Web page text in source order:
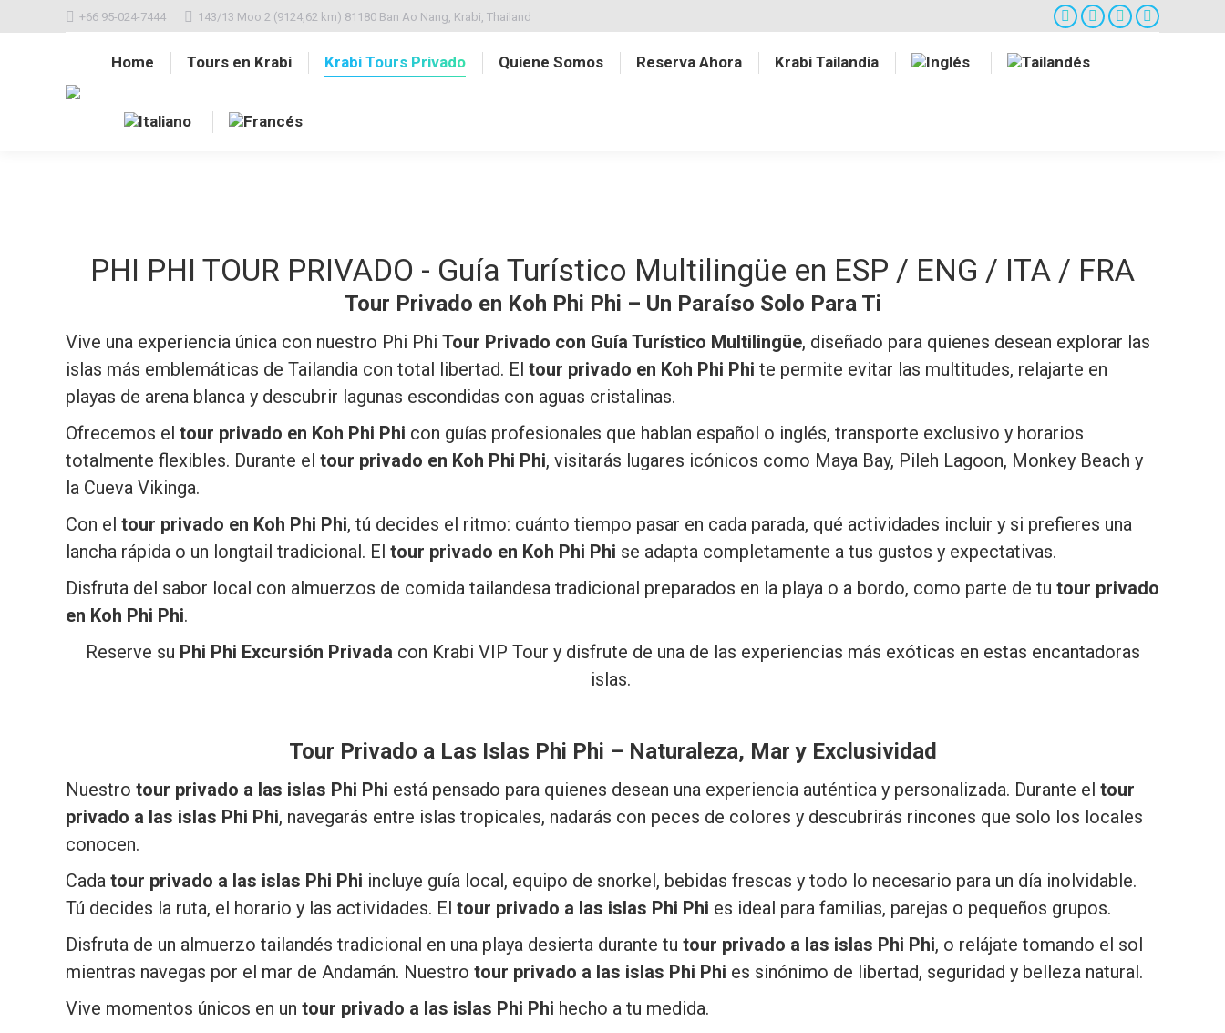
+66 95-024-7444 143/13 Moo 2 (9124,62 km) 81180 Ban Ao Nang, Krabi, Thailand
Facebook
TwitterGoogle+Instagram
Home Tours en Krabi Krabi Tours Privado Quiene Somos Reserva Ahora Krabi Tailandia
PHI PHI TOUR PRIVADO - Guía Turístico Multilingüe en ESP / ENG / ITA / FRA
Tour Privado en Koh Phi Phi – Un Paraíso Solo Para Ti
Vive una experiencia única con nuestro Phi Phi Tour Privado con Guía Turístico Multilingüe, diseñado para quienes desean explorar las
islas más emblemáticas de Tailandia con total libertad. El tour privado en Koh Phi Phi te permite evitar las multitudes, relajarte en
playas de arena blanca y descubrir lagunas escondidas con aguas cristalinas.
Ofrecemos el tour privado en Koh Phi Phi con guías profesionales que hablan español o inglés, transporte exclusivo y horarios
totalmente flexibles. Durante el tour privado en Koh Phi Phi, visitarás lugares icónicos como Maya Bay, Pileh Lagoon, Monkey Beach y
la Cueva Vikinga.
Con el tour privado en Koh Phi Phi, tú decides el ritmo: cuánto tiempo pasar en cada parada, qué actividades incluir y si prefieres una
lancha rápida o un longtail tradicional. El tour privado en Koh Phi Phi se adapta completamente a tus gustos y expectativas.
Disfruta del sabor local con almuerzos de comida tailandesa tradicional preparados en la playa o a bordo, como parte de tu tour privado
en Koh Phi Phi.
Reserve su Phi Phi Excursión Privada con Krabi VIP Tour y disfrute de una de las experiencias más exóticas en estas encantadoras
islas.
Tour Privado a Las Islas Phi Phi – Naturaleza, Mar y Exclusividad
Nuestro tour privado a las islas Phi Phi está pensado para quienes desean una experiencia auténtica y personalizada. Durante el tour
privado a las islas Phi Phi, navegarás entre islas tropicales, nadarás con peces de colores y descubrirás rincones que solo los locales
conocen.
Cada tour privado a las islas Phi Phi incluye guía local, equipo de snorkel, bebidas frescas y todo lo necesario para un día inolvidable.
Tú decides la ruta, el horario y las actividades. El tour privado a las islas Phi Phi es ideal para familias, parejas o pequeños grupos.
Disfruta de un almuerzo tailandés tradicional en una playa desierta durante tu tour privado a las islas Phi Phi, o relájate tomando el sol
mientras navegas por el mar de Andamán. Nuestro tour privado a las islas Phi Phi es sinónimo de libertad, seguridad y belleza natural.
Vive momentos únicos en un tour privado a las islas Phi Phi hecho a tu medida.